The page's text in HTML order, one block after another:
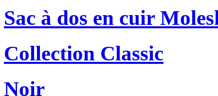
Sac à dos en cuir
Collection Classic
Noir